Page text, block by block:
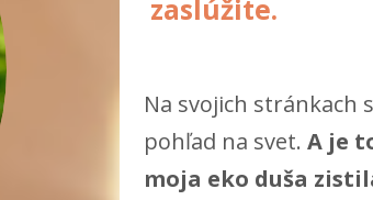
zaslúžite.
Na svojich stránkach
pohľad na svet.A je
moja eko duša